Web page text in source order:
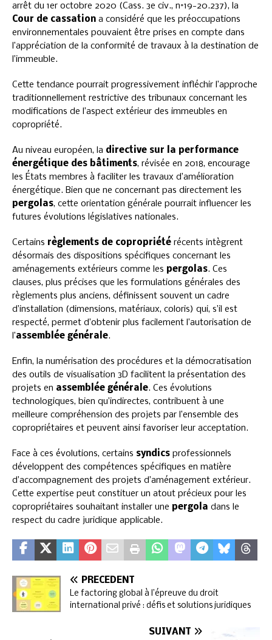
arrêt du 1er octobre 2020 (Cass. 3e civ., n°19-20.237), la
Cour de cassation a considéré que les préoccupations
environnementales pouvaient être prises en compte dans
l’appréciation de la conformité de travaux à la destination de
l’immeuble.
Cette tendance pourrait progressivement infléchir l’approche
traditionnellement restrictive des tribunaux concernant les
modifications de l’aspect extérieur des immeubles en
copropriété.
Au niveau européen, la directive sur la performance
énergétique des bâtiments, révisée en 2018, encourage
les États membres à faciliter les travaux d’amélioration
énergétique. Bien que ne concernant pas directement les
pergolas, cette orientation générale pourrait influencer les
futures évolutions législatives nationales.
Certains règlements de copropriété récents intègrent
désormais des dispositions spécifiques concernant les
aménagements extérieurs comme les pergolas. Ces
clauses, plus précises que les formulations générales des
règlements plus anciens, définissent souvent un cadre
d’installation (dimensions, matériaux, coloris) qui, s’il est
respecté, permet d’obtenir plus facilement l’autorisation de
l’assemblée générale.
Enfin, la numérisation des procédures et la démocratisation
des outils de visualisation 3D facilitent la présentation des
projets en assemblée générale. Ces évolutions
technologiques, bien qu’indirectes, contribuent à une
meilleure compréhension des projets par l’ensemble des
copropriétaires et peuvent ainsi favoriser leur acceptation.
Face à ces évolutions, certains syndics professionnels
développent des compétences spécifiques en matière
d’accompagnement des projets d’aménagement extérieur.
Cette expertise peut constituer un atout précieux pour les
copropriétaires souhaitant installer une pergola dans le
respect du cadre juridique applicable.
PRÉCÉDENT
Le factoring global à l’épreuve du droit
international privé : défis et solutions juridiques
SUIVANT